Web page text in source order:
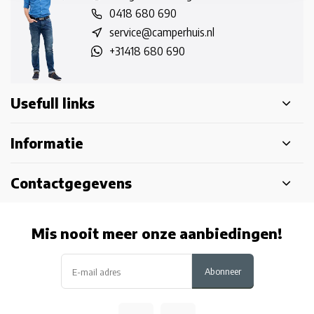
0418 680 690
service@camperhuis.nl
+31418 680 690
Usefull links
Informatie
Contactgegevens
Mis nooit meer onze aanbiedingen!
Abonneer